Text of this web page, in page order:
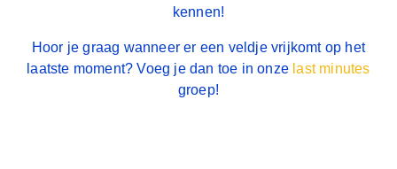
kennen!
Hoor je graag wanneer er een veldje vrijkomt op het
laatste moment? Voeg je dan toe in onze last minutes
groep!